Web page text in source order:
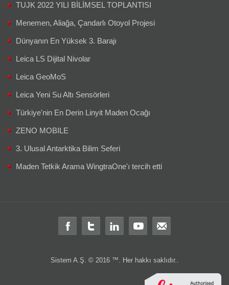
TUJK 2022 YILI BİLİMSEL TOPLANTISI
Menemen, Aliağa, Çandarlı Otoyol Projesi
Dünyanın En Yüksek 3. Barajı
Leica LS Dijital Nivolar
Leica GeoMoS
Leica Yeni Su Altı Sensörleri
Türkiye'nin En Derin Linyit Maden Ocağı
ZENO MOBILE
3. Ulusal Antarktika Bilim Seferi
Maden Tetkik Arama WingtraOne'ı tercih etti
Sistem A.Ş. © 2016 ™. Her hakkı saklıdır..